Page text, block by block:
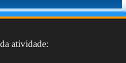
atividade: